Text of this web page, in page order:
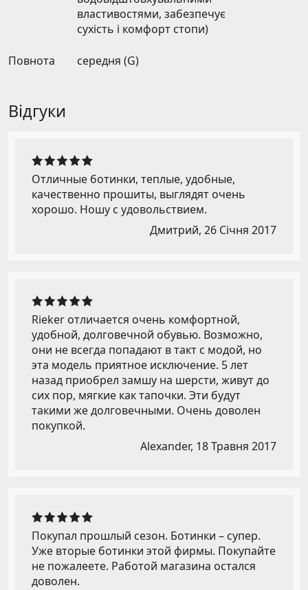
властивостями, забезпечує
сухість і комфорт стопи)
Повнота середня (G)
Відгуки
Отличные ботинки, теплые, удобные,
качественно прошиты, выглядят очень
хорошо. Ношу с удовольствием.
Дмитрий, 26 Січня 2017
Rieker отличается очень комфортной,
удобной, долговечной обувью. Возможно,
они не всегда попадают в такт с модой, но
эта модель приятное исключение. 5 лет
назад приобрел замшу на шерсти, живут до
сих пор, мягкие как тапочки. Эти будут
такими же долговечными. Очень доволен
покупкой.
Alexander, 18 Травня 2017
Покупал прошлый сезон. Ботинки – супер.
Уже вторые ботинки этой фирмы. Покупайте
не пожалеете. Работой магазина остался
доволен.